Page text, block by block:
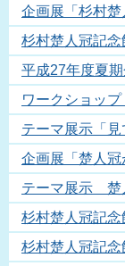
企画展「杉村楚
杉村楚人冠記念
平成27年度夏
ワークショップ
テーマ展示「見
企画展「楚人
テーマ展示 楚
杉村楚人冠記
杉村楚人冠記